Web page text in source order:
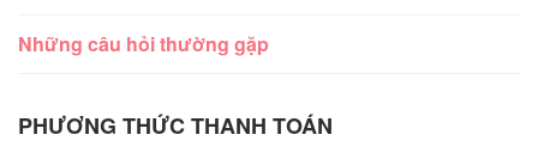
Những câu hỏi thường gặp
PHƯƠNG THỨC THANH TOÁN